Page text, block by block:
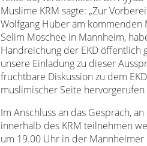
Muslime KRM sagte: „Zur
Wolfgang Huber am kommenden
Selim Moschee in Mannheim,
Handreichung der EKD öffentlich
unsere Einladung zu dieser
fruchtbare Diskussion zu dem
muslimischer Seite hervorgerufen
Im Anschluss an das Gespräch,
innerhalb des KRM teilnehmen
um 19.00 Uhr in der Mannheimer